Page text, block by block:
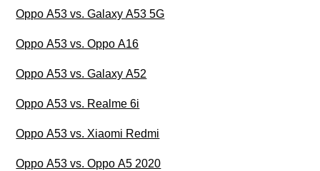
Oppo A53 vs. Galaxy A53 5G
Oppo A53 vs. Oppo A16
Oppo A53 vs. Galaxy A52
Oppo A53 vs. Realme 6i
Oppo A53 vs. Xiaomi Redmi
Oppo A53 vs. Oppo A5 2020